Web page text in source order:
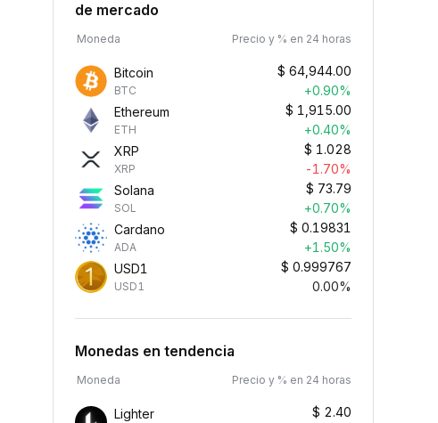
de mercado
Moneda Precio y % en 24 horas
Bitcoin
BTC
$ 64,944.00
+0.90%
Ethereum
ETH
$ 1,915.00
+0.40%
XRP
XRP
$ 1.028
-1.70%
Solana
SOL
$ 73.79
+0.70%
Cardano
ADA
$ 0.19831
+1.50%
USD1
USD1
$ 0.999767
0.00%
Monedas en tendencia
Moneda Precio y % en 24 horas
Lighter $ 2.40